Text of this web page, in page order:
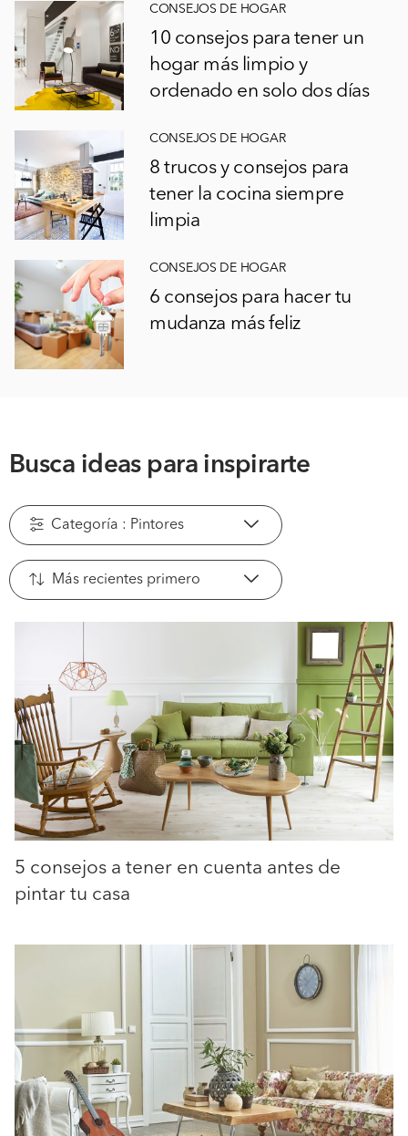
CONSEJOS DE HOGAR
10 consejos para tener un
hogar más limpio y
ordenado en solo dos días
CONSEJOS DE HOGAR
8 trucos y consejos para
tener la cocina siempre
limpia
CONSEJOS DE HOGAR
6 consejos para hacer tu
mudanza más feliz
Busca ideas para inspirarte
Categoría : Pintores
Más recientes primero
5 consejos a tener en cuenta antes de
pintar tu casa